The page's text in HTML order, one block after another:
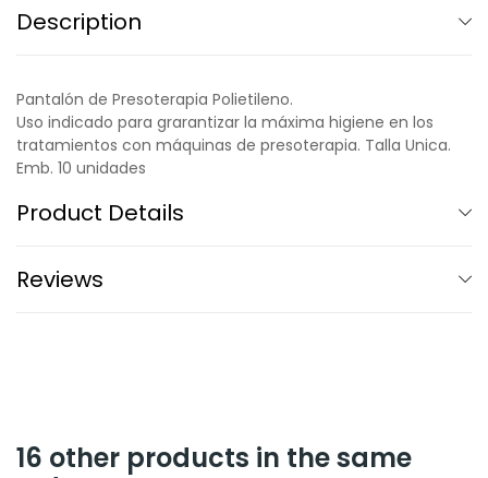
Description
Pantalón de Presoterapia Polietileno.
Uso indicado para grarantizar la máxima higiene en los
tratamientos con máquinas de presoterapia. Talla Unica.
Emb. 10 unidades
Product Details
Reviews
16 other products in the same